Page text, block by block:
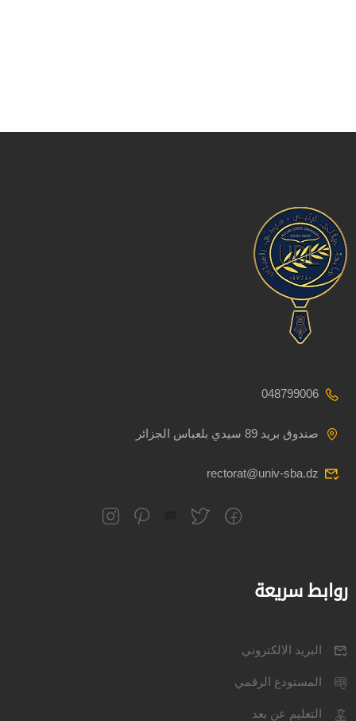
048799006
صندوق بريد 89 سيدي بلعباس الجزائر
rectorat@univ-sba.dz
روابط سريعة
البريد الالكتروني
المستودع الرقمي
التعليم عن بعد